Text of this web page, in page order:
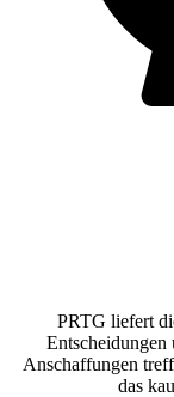
PRTG liefert
Anschaffungen
das